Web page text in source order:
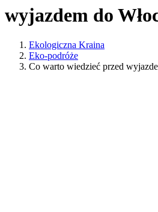
wyjazdem do
Ekologiczna Kraina
Eko-podróże
Co warto wiedzieć przed